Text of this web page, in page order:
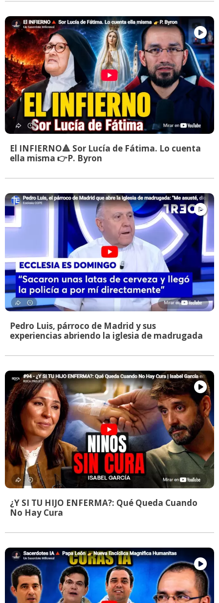
El INFIERNO🔺 Sor Lucía de Fátima. Lo cuenta
ella misma 👉P. Byron
Pedro Luis, párroco de Madrid y sus
experiencias abriendo la iglesia de madrugada
¿Y SI TU HIJO ENFERMA?: Qué Queda Cuando
No Hay Cura